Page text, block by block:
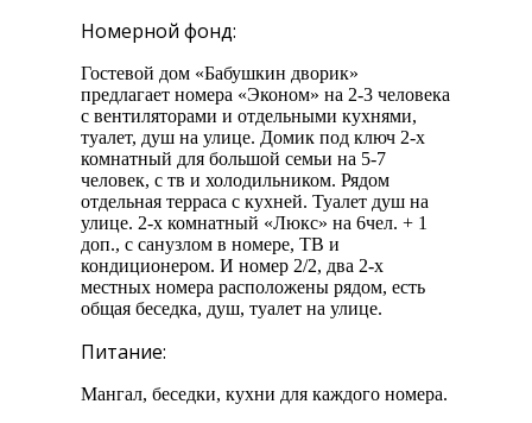
Номерной фонд:
Гостевой дом «Бабушкин дворик»
предлагает номера «Эконом» на 2-3 человека
с вентиляторами и отдельными кухнями,
туалет, душ на улице. Домик под ключ 2-х
комнатный для большой семьи на 5-7
человек, с тв и холодильником. Рядом
отдельная терраса с кухней. Туалет душ на
улице. 2-х комнатный «Люкс» на 6чел. + 1
доп., с санузлом в номере, ТВ и
кондиционером. И номер 2/2, два 2-х
местных номера расположены рядом, есть
общая беседка, душ, туалет на улице.
Питание:
Мангал, беседки, кухни для каждого номера.